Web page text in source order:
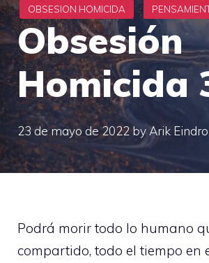
Obsesión
Homicida
23 de mayo de 2022 by Arik
Podrá morir todo lo humano
compartido, todo el tiempo en